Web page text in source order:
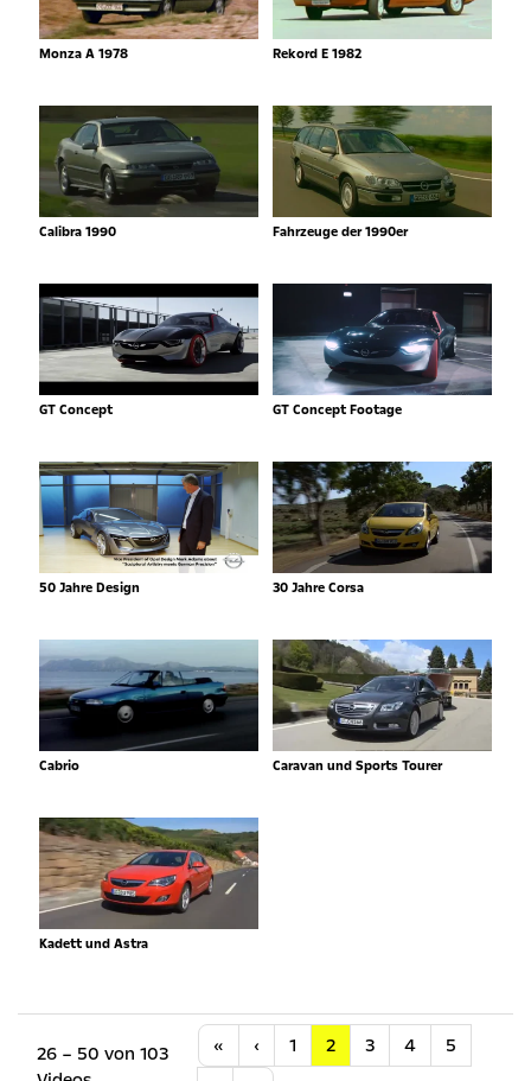
Monza A 1978 Rekord E 1982
Calibra 1990 Fahrzeuge der 1990er
GT Concept GT Concept Footage
50 Jahre Design 30 Jahre Corsa
Cabrio Caravan und Sports Tourer
Kadett und Astra
26 – 50 von 103
« Anfang
‹ Vorherige
1 2 3 4
5